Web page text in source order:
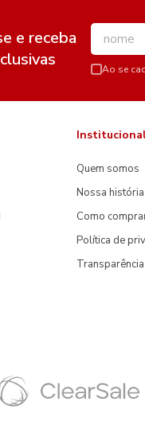
e receba
Ao se
Quem somos
Nossa história
Como
Política de